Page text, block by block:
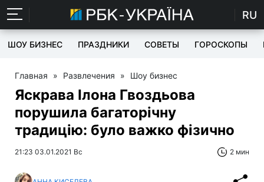
RU
ШОУ БИЗНЕС ПРАЗДНИКИ СОВЕТЫ ГОРОСКОПЫ
Главная » Развлечения » Шоу бизнес
Яскрава Ілона Гвоздьова
порушила багаторічну
традицію: було важко фізично
21:23 03.01.2021 Вс 2 мин